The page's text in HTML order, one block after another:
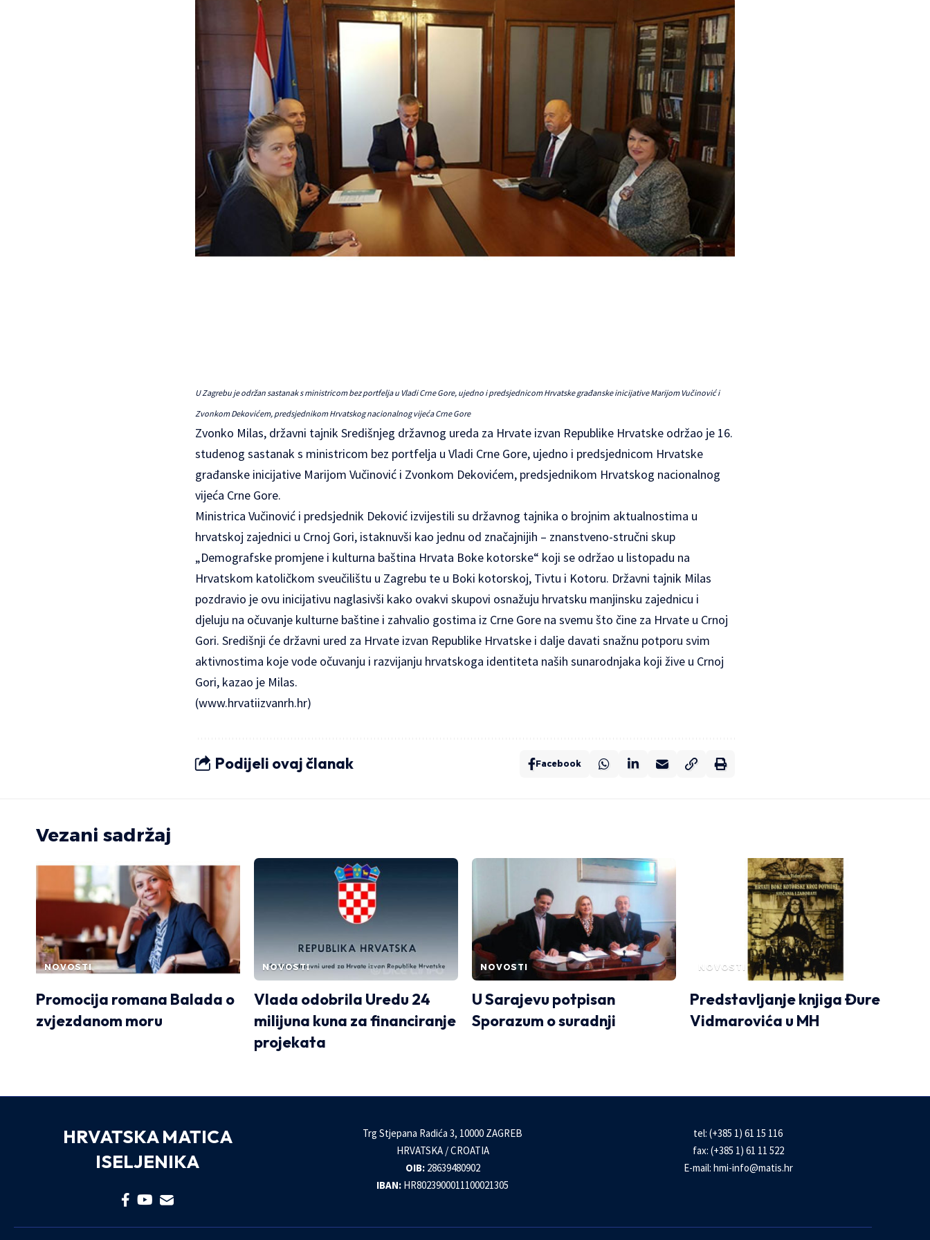
U Zagrebu je održan sastanak s ministricom bez portfelja u Vladi Crne Gore, ujedno i predsjednicom Hrvatske građanske inicijative Marijom Vučinović i
Zvonkom Dekovićem, predsjednikom Hrvatskog nacionalnog vijeća Crne Gore
Zvonko Milas, državni tajnik Središnjeg državnog ureda za Hrvate izvan Republike Hrvatske održao je 16.
studenog sastanak s ministricom bez portfelja u Vladi Crne Gore, ujedno i predsjednicom Hrvatske
građanske inicijative Marijom Vučinović i Zvonkom Dekovićem, predsjednikom Hrvatskog nacionalnog
vijeća Crne Gore.
Ministrica Vučinović i predsjednik Deković izvijestili su državnog tajnika o brojnim aktualnostima u
hrvatskoj zajednici u Crnoj Gori, istaknuvši kao jednu od značajnijih – znanstveno-stručni skup
„Demografske promjene i kulturna baština Hrvata Boke kotorske“ koji se održao u listopadu na
Hrvatskom katoličkom sveučilištu u Zagrebu te u Boki kotorskoj, Tivtu i Kotoru. Državni tajnik Milas
pozdravio je ovu inicijativu naglasivši kako ovakvi skupovi osnažuju hrvatsku manjinsku zajednicu i
djeluju na očuvanje kulturne baštine i zahvalio gostima iz Crne Gore na svemu što čine za Hrvate u Crnoj
Gori. Središnji će državni ured za Hrvate izvan Republike Hrvatske i dalje davati snažnu potporu svim
aktivnostima koje vode očuvanju i razvijanju hrvatskoga identiteta naših sunarodnjaka koji žive u Crnoj
Gori, kazao je Milas.
(www.hrvatiizvanrh.hr)
Podijeli ovaj članak Facebook
Vezani sadržaj
NOVOSTI
Promocija romana Balada o
zvjezdanom moru
NOVOSTI
Vlada odobrila Uredu 24
milijuna kuna za financiranje
projekata
NOVOSTI
U Sarajevu potpisan
Sporazum o suradnji
NOVOSTI
Predstavljanje knjiga Đure
Vidmarovića u MH
HRVATSKA MATICA
ISELJENIKA
Trg Stjepana Radića 3, 10000 ZAGREB
HRVATSKA / CROATIA
OIB:28639480902
IBAN: HR8023900011100021305
tel: (+385 1) 61 15 116
fax: (+385 1) 61 11 522
E-mail: hmi-info@matis.hr